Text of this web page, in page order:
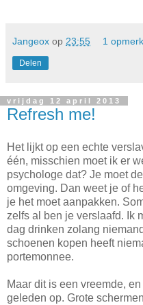
Jangeox op 23:55 1
Delen
vrijdag 12 april 2013
Refresh me!
Het lijkt op een echte
één, misschien moet ik er
psychologe dat? Je moet
omgeving. Dan weet je of
je het moet aanpakken.
zelfs al ben je verslaafd. Ik
dag drinken zolang
schoenen kopen heeft
portemonnee.
Maar dit is een vreemde,
geleden op. Grote